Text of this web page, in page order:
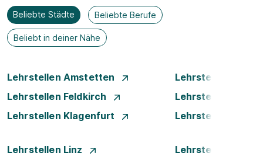
Beliebte Städte Beliebte Berufe
Beliebt in deiner Nähe
Lehrstellen Amstetten
Lehrstellen
Lehrstellen Feldkirch
Lehrstellen Graz
Lehrstellen Klagenfurt
Lehrstellen
Lehrstellen Linz
Lehrstellen